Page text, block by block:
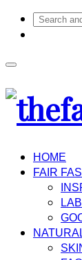
HOME
FAIR